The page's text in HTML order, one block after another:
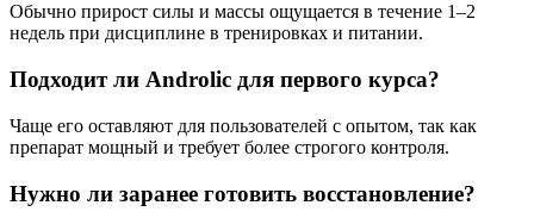
Обычно прирост силы и массы ощущается в течение 1–2
недель при дисциплине в тренировках и питании.
Подходит ли Androlic для первого курса?
Чаще его оставляют для пользователей с опытом, так как
препарат мощный и требует более строгого контроля.
Нужно ли заранее готовить восстановление?